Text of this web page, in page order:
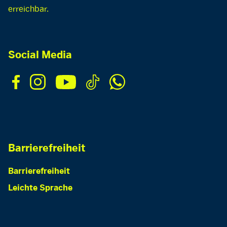
erreichbar.
Social Media
Barrierefreiheit
Barrierefreiheit
Leichte Sprache